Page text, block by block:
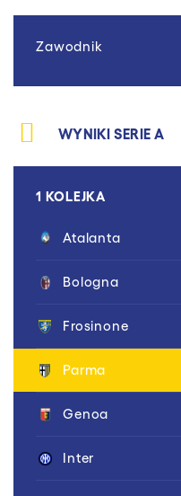
Zawodnik
WYNIKI SERIE A
1 KOLEJKA
Atalanta
Bologna
Frosinone
Parma
Genoa
Inter